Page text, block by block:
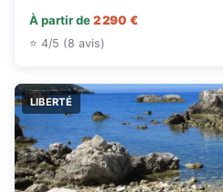
À partir de2 290 €
⭐ 4/5 (8 avis)
LIBERTÉ